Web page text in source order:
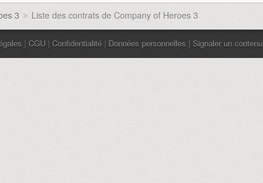
3 > Liste des contrats de Company of Heroes 3
| CGU | Confidentialité | Données personnelles | Signaler un contenu